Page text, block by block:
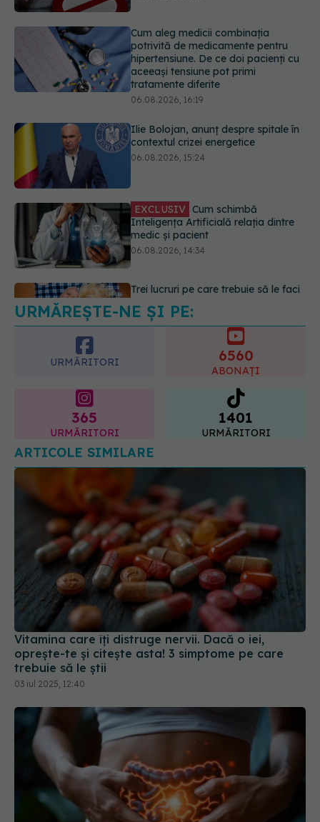
06.08.2026, 16:19
Ilie Bolojan, anunț despre spitale în
contextul crizei energetice
06.08.2026, 15:24
EXCLUSIV Cum schimbă
Inteligența Artificială relația dintre
Trei lucruri pe care trebuie să le faci
după 45 de ani ca să întârzii
demența cu până la 13 ani
Colebil și Panzcebil, blocate
temporar în farmacii. ANMDMR
explică de ce a luat măsura
URMĂREȘTE-NE ȘI PE:
URMĂRITORI 6560
ABONAȚI
365
URMĂRITORI
1401
URMĂRITORI
ARTICOLE SIMILARE
Vitamina care îți distruge nervii. Dacă o iei,
oprește-te și citește asta! 3 simptome pe care
trebuie să le știi
03 iul 2025, 12:40